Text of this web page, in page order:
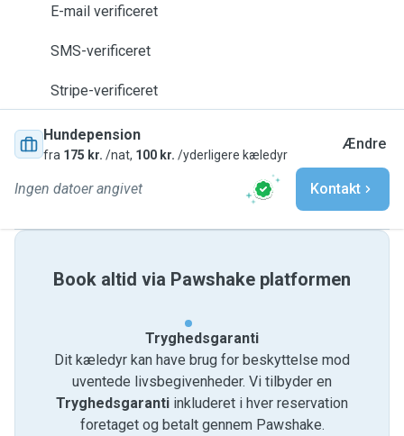
E-mail verificeret
SMS-verificeret
Stripe-verificeret
Hundepension
fra 175 kr. /nat, 100 kr. /yderligere kæledyr
Ændre
Ingen datoer angivet Kontakt
Book altid via Pawshake platformen
Tryghedsgaranti
Dit kæledyr kan have brug for beskyttelse mod
uventede livsbegivenheder. Vi tilbyder en
Tryghedsgaranti inkluderet i hver reservation
foretaget og betalt gennem Pawshake.